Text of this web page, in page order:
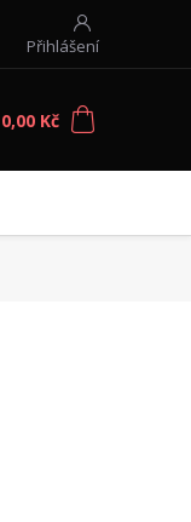
Přihlášení
0,00 Kč